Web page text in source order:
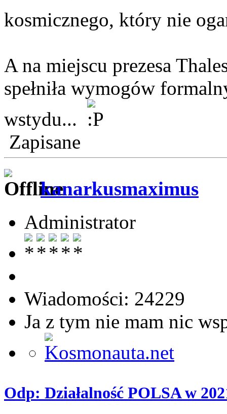
kosmicznego, który nie
A na miejscu prezesa
spełniła wymogów
wstydu...
Zapisane
kanarkusmaximus
Administrator
Wiadomości: 24229
Ja z tym nie mam nic
Odp: Działalność POLSA w